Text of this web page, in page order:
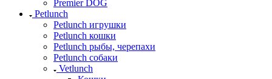
Premier DOG
Petlunch
Petlunch игрушки
Petlunch кошки
Petlunch рыбы, черепахи
Petlunch собаки
Vetlunch